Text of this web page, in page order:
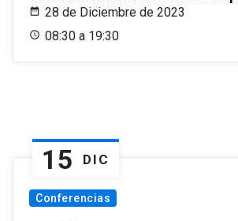
28 de Diciembre de 2023
08:30 a 19:30
15 DIC
Conferencias